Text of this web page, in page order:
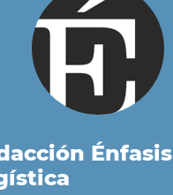
Énfasis